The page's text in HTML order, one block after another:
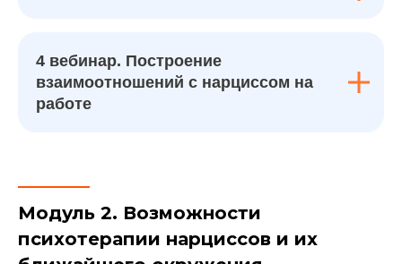
4 вебинар. Построение
взаимоотношений с нарциссом на
работе
Модуль 2. Возможности
психотерапии нарциссов и их